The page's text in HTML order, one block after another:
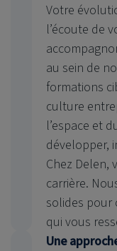
Votre
l’écoute de
au sein de
formations
culture
l’espace et
développer,
Chez Delen,
carrière.
solides pour
qui vous
Une